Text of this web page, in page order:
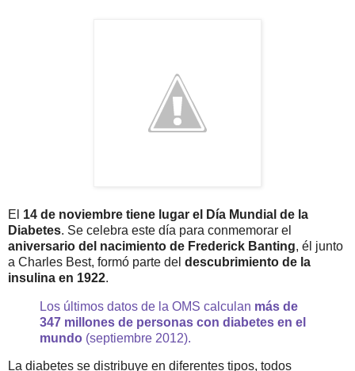
El 14 de noviembre tiene lugar el Día Mundial de la
Diabetes. Se celebra este día para conmemorar el
aniversario del nacimiento de Frederick Banting, él junto
a Charles Best, formó parte del descubrimiento de la
insulina en 1922.
Los últimos datos de la OMS calculan más de
347 millones de personas con diabetes en el
mundo (septiembre 2012).
La diabetes se distribuye en diferentes tipos, todos